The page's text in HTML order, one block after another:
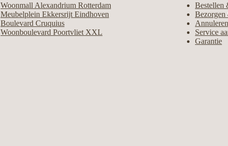
Woonmall Alexandrium Rotterdam
Meubelplein Ekkersrijt Eindhoven
Boulevard Cruquius
Woonboulevard Poortvliet XXL
Bestellen
Bezorgen
Service
Garantie